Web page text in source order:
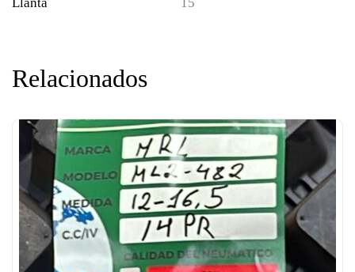
Llanta 15
Relacionados